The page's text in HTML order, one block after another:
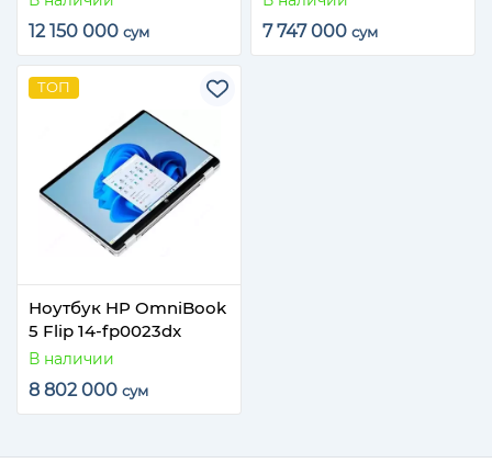
12 150 000 сум 7 747 000 сум
ТОП
Ноутбук HP OmniBook
5 Flip 14-fp0023dx
В наличии
8 802 000 сум